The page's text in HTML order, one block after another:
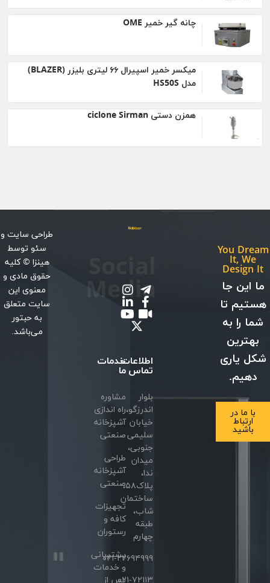
چانه گیر خمیر OME
میکسر خمیر اسپیرال ۶۶ لیتری بلیزر (BLAZER)
مدل HS50S
همزن دستی ciclone Sirman
You Dream
It, We
Design It
ما این جا
هستیم تا
شما را به
بهترین
شکل یاری
دهیم.
با ما در
ارتباط
باشید
اطلاعات
تماس
بلوار
اندرزگو،
خیابان
سلیمی
جنوبی،
میدان
ندا،
پلاک۵۸،
ساختمان
شاب،
طبقه
چهارم
۰۲۱-۲۲۶۹۴۹۹۹
۰۲۱-۷۲۱۱۳
Media
خدمات
ما
مشاوره
راه اندازی
آشپزخانه
صنعتی
طراحی
آشپزخانه
صنعتی
تجهیزات
کافه و
رستوران
پشتیبانی
و خدمات
پس از
طراحی سایتو
سئوتوسط
هینزا © کلیه
حقوق مادی و
معنوی این
سایت متعلق
به حبتور
می‌باشد.